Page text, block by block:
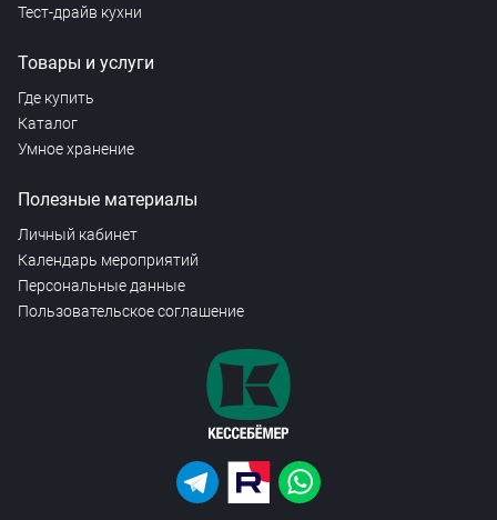
Тест-драйв кухни
Товары и услуги
Где купить
Каталог
Умное хранение
Полезные материалы
Личный кабинет
Календарь мероприятий
Персональные данные
Пользовательское соглашение